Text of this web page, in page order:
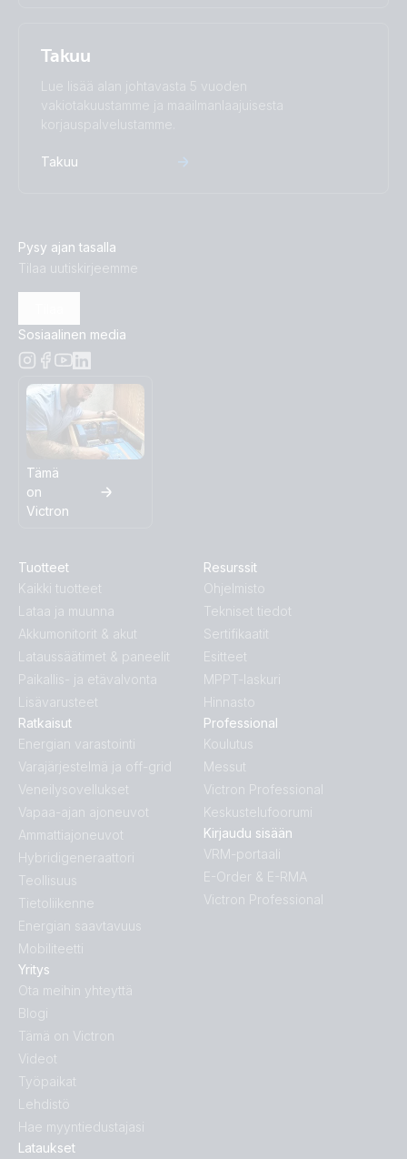
Takuu
Lue lisää alan johtavasta 5 vuoden
vakiotakuustamme ja maailmanlaajuisesta
korjauspalvelustamme.
Takuu
Pysy ajan tasalla
Tilaa uutiskirjeemme
Sosiaalinen media
Tämä
on
Victron
Tuotteet
Kaikki tuotteet
Lataa ja muunna
Akkumonitorit & akut
Lataussäätimet & paneelit
Paikallis- ja etävalvonta
Lisävarusteet
Lataukset
Ratkaisut
Energian varastointi
Varajärjestelmä ja off-grid
Veneilysovellukset
Vapaa-ajan ajoneuvot
Ammattiajoneuvot
Hybridigeneraattori
Teollisuus
Tietoliikenne
Energian saavtavuus
Mobiliteetti
Yritys
Ota meihin yhteyttä
Blogi
Tämä on Victron
Videot
Työpaikat
Lehdistö
Hae myyntiedustajasi
Resurssit
Ohjelmisto
Tekniset tiedot
Sertifikaatit
Esitteet
MPPT-laskuri
Hinnasto
Professional
Koulutus
Messut
Victron Professional
Keskustelufoorumi
Kirjaudu sisään
VRM-portaali
E-Order & E-RMA
Victron Professional